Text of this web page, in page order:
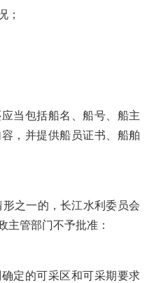
；
包括船名、船号、船主
，并提供船员证书、船舶
之一的，长江水利委员会
主管部门不予批准：
定的可采区和可采期要求